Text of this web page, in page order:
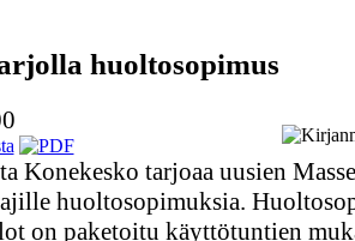
huoltosopimus
Konekesko tarjoaa uusien
huoltosopimuksia.
on paketoitu käyttötuntien